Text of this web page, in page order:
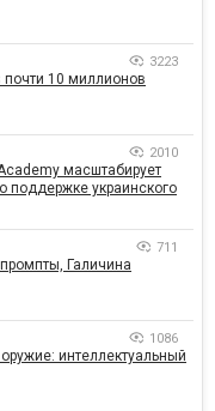
3223
почти 10 миллионов
2010
масштабирует
поддержке украинского
711
Галичина
1086
интеллектуальный